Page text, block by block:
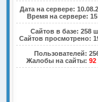
Дата на сервере:
Время на сервере:
Сайтов в базе: 258
Сайтов просмотрено:
Пользователей:
Жалобы на сайты: 92